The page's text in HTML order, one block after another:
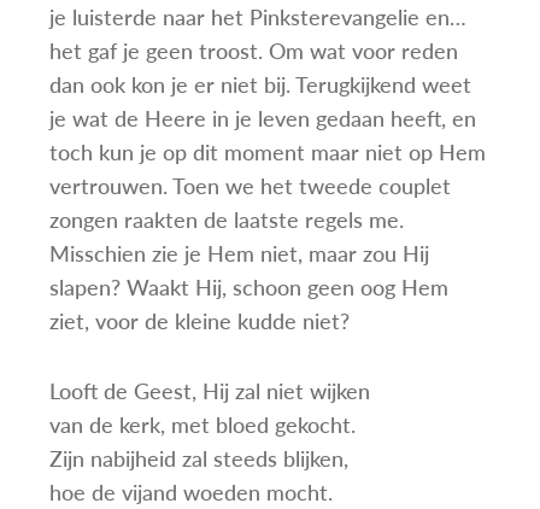
je luisterde naar het Pinksterevangelie en…
het gaf je geen troost. Om wat voor reden
dan ook kon je er niet bij. Terugkijkend weet
je wat de Heere in je leven gedaan heeft, en
toch kun je op dit moment maar niet op Hem
vertrouwen. Toen we het tweede couplet
zongen raakten de laatste regels me.
Misschien zie je Hem niet, maar zou Hij
slapen? Waakt Hij, schoon geen oog Hem
ziet, voor de kleine kudde niet?
Looft de Geest, Hij zal niet wijken
van de kerk, met bloed gekocht.
Zijn nabijheid zal steeds blijken,
hoe de vijand woeden mocht.